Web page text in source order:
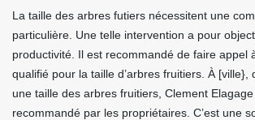
La taille des arbres futiers nécessitent une
particulière. Une telle intervention a pour
productivité. Il est recommandé de faire appel
qualifié pour la taille d’arbres fruitiers. À [ville},
une taille des arbres fruitiers, Clement
recommandé par les propriétaires. C’est une